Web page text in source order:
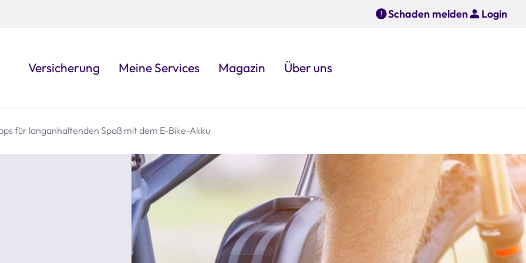
Schaden melden Login
Versicherung Meine Services Magazin Über uns
für langanhaltenden Spaß mit dem E-Bike-Akku